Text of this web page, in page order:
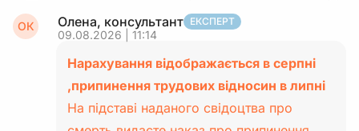
ОК Олена, консультант ЕКСПЕРТ
09.08.2026 | 11:14
Нарахування відображається в серпні
,припинення трудових відносин в липні
На підставі наданого свідоцтва про